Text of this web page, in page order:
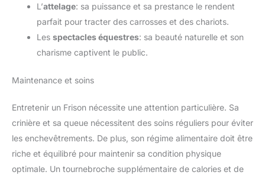
L’attelage: sa puissance et sa prestance le rendent
parfait pour tracter des carrosses et des chariots.
Les spectacles équestres: sa beauté naturelle et son
charisme captivent le public.
Maintenance et soins
Entretenir un Frison nécessite une attention particulière. Sa
crinière et sa queue nécessitent des soins réguliers pour éviter
les enchevêtrements. De plus, son régime alimentaire doit être
riche et équilibré pour maintenir sa condition physique
optimale. Un tournebroche supplémentaire de calories et de